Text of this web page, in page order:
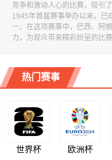
竞争和激动人心的比赛，吸引
1945年首届赛事举办以来，已
一。在这项赛事中，巴西、阿
力，为观众带来精彩纷呈的比
热门赛事
世界杯 欧洲杯